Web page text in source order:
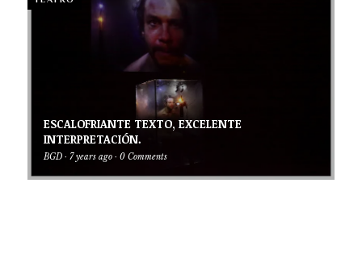
ESCALOFRIANTE TEXTO, EXCELENTE
INTERPRETACIÓN.
BGD · 7 years ago · 0 Comments